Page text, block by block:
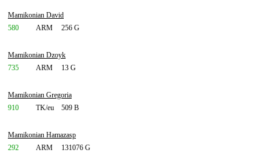
Mamikonian David
580
ARM 256 G
Mamikonian Dzoyk
735
ARM 13 G
Mamikonian Gregoria
910
TK/eu 509 B
Mamikonian Hamazasp
292
ARM 131076 G